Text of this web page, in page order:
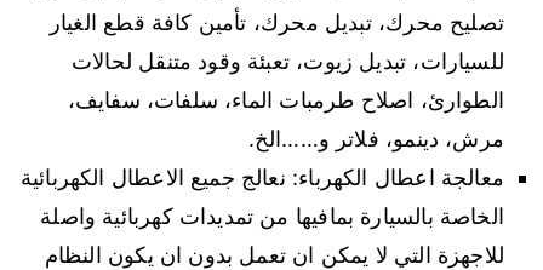
تصليح محرك، تبديل محرك، تأمين كافة قطع الغيار
للسيارات، تبديل زيوت، تعبئة وقود متنقل لحالات
الطوارئ، اصلاح طرمبات الماء، سلفات، سفايف،
مرش، دينمو، فلاتر و……الخ.
معالجة اعطال الكهرباء: نعالج جميع الاعطال الكهربائية
الخاصة بالسيارة بمافيها من تمديدات كهربائية واصلة
للاجهزة التي لا يمكن ان تعمل بدون ان يكون النظام